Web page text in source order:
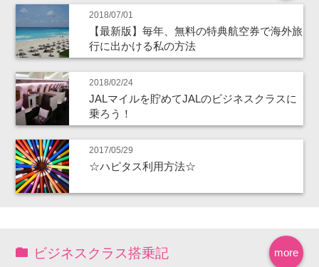
2018/07/01
【最新版】毎年、無料の特典航空券で海外旅
行に出かける私の方法
2018/02/24
JALマイルを貯めてJALのビジネスクラスに
乗ろう！
2017/05/29
☆ハピタス利用方法☆
more
ビジネスクラス搭乗記